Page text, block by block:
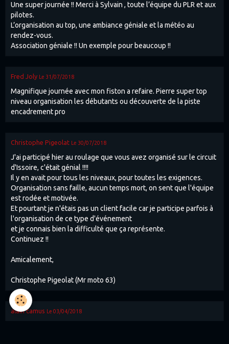
Une super journée !! Merci à Sylvain , toute l’équipe du PLR et aux
pilotes.
L’organisation au top, une ambiance géniale et la météo au
rendez-vous.
Association géniale !! Un exemple pour beaucoup !!
Fred Joly Le 31/07/2018
Magnifique journée avec mon fiston a refaire. Pierre super top
niveau organisation les débutants ou découverte de la piste
encadrement pro
Christophe Pigeolat Le 30/07/2018
J'ai participé hier au roulage que vous avez organisé sur le circuit
d'Issoire, c'était génial !!!!
Il y en avait pour tous les niveaux, pour toutes les exigences.
Organisation sans faille, aucun temps mort, on sent que l'équipe
est rodée et motivée.
Et pourtant je n'étais pas un client facile car je participe parfois à
l'organisation de ce type d'événement
et je connais bien la difficulté que ça représente.
Continuez !!
Amicalement,
Christophe Pigeolat (Mr moto 63)
alain camus Le 03/04/2018